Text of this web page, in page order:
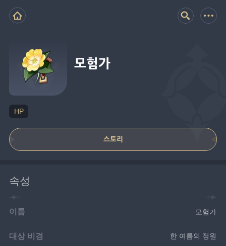
모험가
HP
스토리
속성
이름 모험가
대상 비경 한 여름의 정원